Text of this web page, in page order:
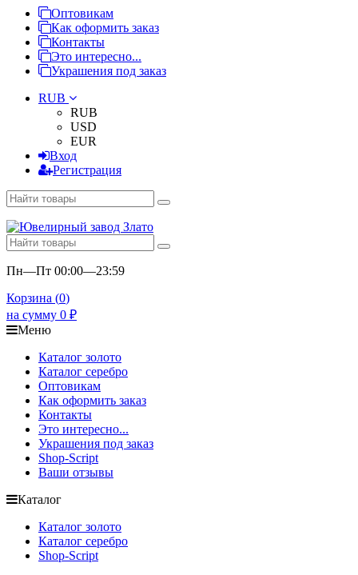
Оптовикам
Как оформить заказ
Контакты
Это интересно...
Украшения под заказ
RUB
RUB
USD
EUR
Вход
Регистрация
Пн—Пт 00:00—23:59
Корзина (0)
на сумму 0 ₽
Меню
Каталог золото
Каталог серебро
Оптовикам
Как оформить заказ
Контакты
Это интересно...
Украшения под заказ
Shop-Script
Ваши отзывы
Каталог
Каталог золото
Каталог серебро
Shop-Script